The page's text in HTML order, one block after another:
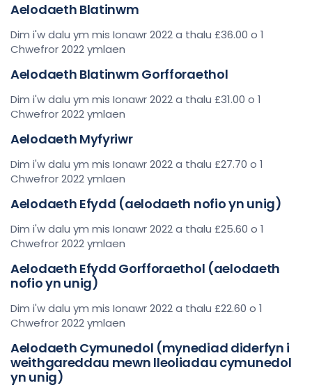
Aelodaeth Blatinwm
Dim i'w dalu ym mis Ionawr 2022 a thalu £36.00 o 1
Chwefror 2022 ymlaen
Aelodaeth Blatinwm Gorfforaethol
Dim i'w dalu ym mis Ionawr 2022 a thalu £31.00 o 1
Chwefror 2022 ymlaen
Aelodaeth Myfyriwr
Dim i'w dalu ym mis Ionawr 2022 a thalu £27.70 o 1
Chwefror 2022 ymlaen
Aelodaeth Efydd (aelodaeth nofio yn unig)
Dim i'w dalu ym mis Ionawr 2022 a thalu £25.60 o 1
Chwefror 2022 ymlaen
Aelodaeth Efydd Gorfforaethol (aelodaeth
nofio yn unig)
Dim i'w dalu ym mis Ionawr 2022 a thalu £22.60 o 1
Chwefror 2022 ymlaen
Aelodaeth Cymunedol (mynediad diderfyn i
weithgareddau mewn lleoliadau cymunedol
yn unig)